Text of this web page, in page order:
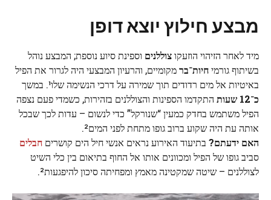
מבצע חילוץ יוצא דופן
מיד לאחר הזיהוי הוזעקוצוללנים וספינת סיוע נוספת; המבצע נוהל
בשיתוף גורמיחיות־ברמקומיים, והרעיון המבצעי היה לגרור את הפיל
באיטיות אל מים רדודים תוך שמירה על דרכי הנשימה שלו¹. במשך
כ־12 שעות
התקדמו הספינות והצוללנים בזהירות, כשמדי פעם נצפה
הפיל משתמש בחדק כמעין “שנורקל” כדי לנשום – עדות לכך שבכל
אותה עת היה שקוע ברוב גופו מתחת לפני המים².
האם ידעתם? בתיעוד האירוע נראים אנשי חיל הים קושרים חבלים
סביב גופו של הפיל ומכוונים אותו אל החוף בתיאום בין כלי השיט
לצוללנים – שיטה שמקטינה מאמץ ומפחיתה סיכון להיפגעות².